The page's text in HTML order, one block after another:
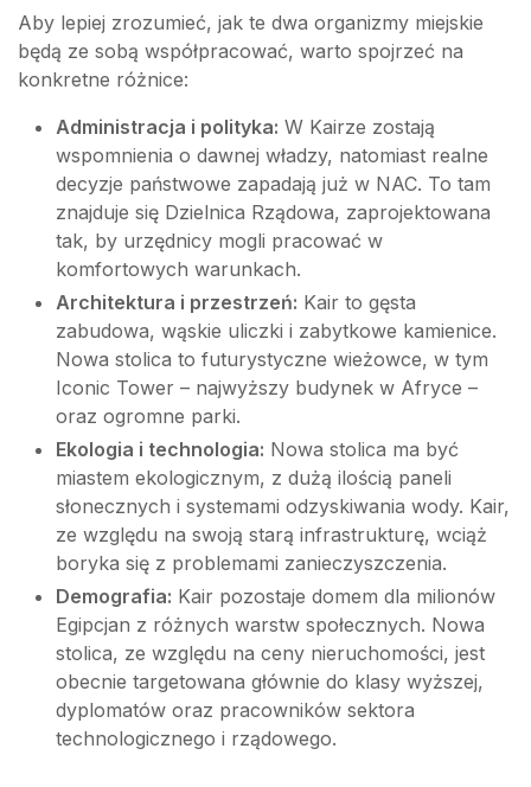
Aby lepiej zrozumieć, jak te dwa organizmy miejskie
będą ze sobą współpracować, warto spojrzeć na
konkretne różnice:
Administracja i polityka: W Kairze zostają
wspomnienia o dawnej władzy, natomiast realne
decyzje państwowe zapadają już w NAC. To tam
znajduje się Dzielnica Rządowa, zaprojektowana
tak, by urzędnicy mogli pracować w
komfortowych warunkach.
Architektura i przestrzeń: Kair to gęsta
zabudowa, wąskie uliczki i zabytkowe kamienice.
Nowa stolica to futurystyczne wieżowce, w tym
Iconic Tower – najwyższy budynek w Afryce –
oraz ogromne parki.
Ekologia i technologia: Nowa stolica ma być
miastem ekologicznym, z dużą ilością paneli
słonecznych i systemami odzyskiwania wody. Kair,
ze względu na swoją starą infrastrukturę, wciąż
boryka się z problemami zanieczyszczenia.
Demografia: Kair pozostaje domem dla milionów
Egipcjan z różnych warstw społecznych. Nowa
stolica, ze względu na ceny nieruchomości, jest
obecnie targetowana głównie do klasy wyższej,
dyplomatów oraz pracowników sektora
technologicznego i rządowego.